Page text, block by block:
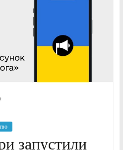
запустили